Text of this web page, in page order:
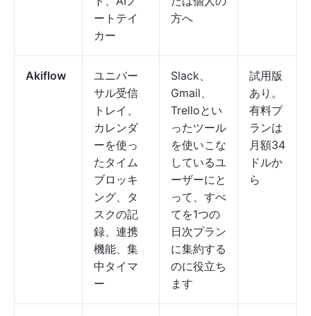
ートテイ
カー
方へ
Akiflow
ユニバー
サル受信
トレイ、
カレンダ
ーを使っ
たタイム
ブロッキ
ング、タ
スクの記
録、連携
機能、集
中タイマ
ー
Slack、
Gmail、
Trelloとい
ったツール
を使いこな
しているユ
ーザーにと
って、すべ
てを1つの
日次プラン
に集約する
のに役立ち
ます
試用版
あり。
有料プ
ランは
月額34
ドルか
ら